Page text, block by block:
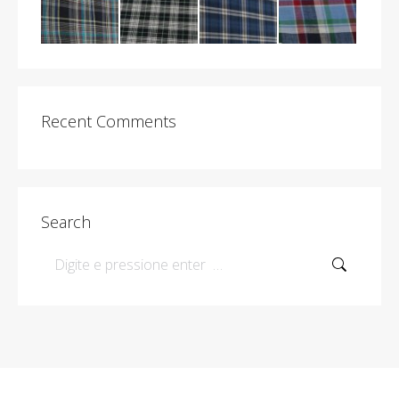
Recent Comments
Search
Search: